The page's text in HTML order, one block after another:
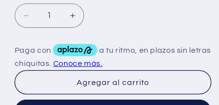
Reducir
cantidad
Mutant
Creakong
1
Aumentar
cantidad
para
Mutant
Creakong
1
Kg
Agregar al carrito